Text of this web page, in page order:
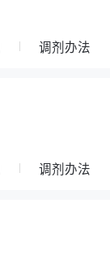
调剂办法
调剂办法